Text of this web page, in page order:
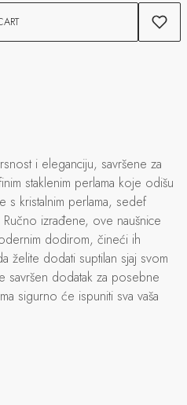
i eleganciju, savršene za
staklenim perlama koje odišu
s kristalnim perlama, sedef
izrađene, ove naušnice
dodirom, čineći ih
želite dodati suptilan sjaj svom
savršen dodatak za posebne
sigurno će ispuniti sva vaša